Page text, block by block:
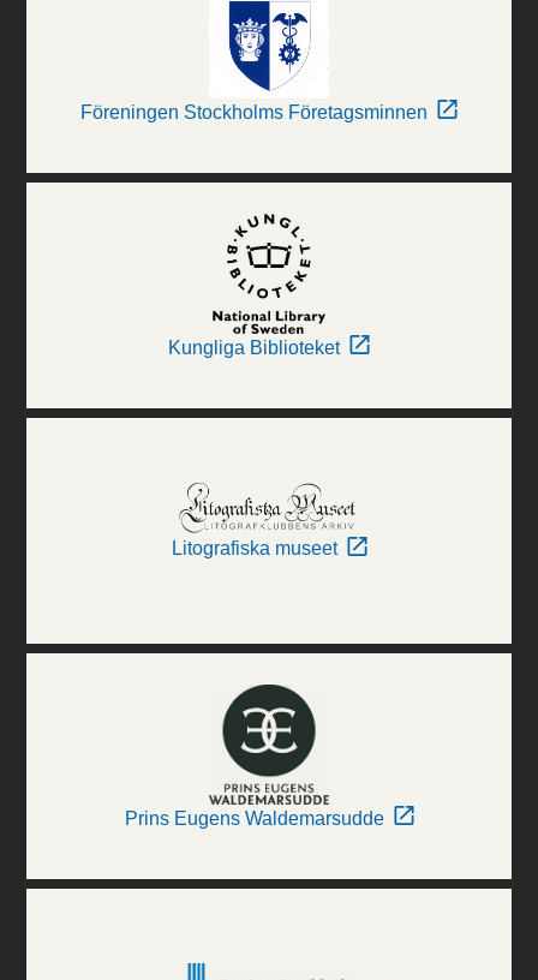
Föreningen Stockholms Företagsminnen
Kungliga Biblioteket
Litografiska museet
Prins Eugens Waldemarsudde